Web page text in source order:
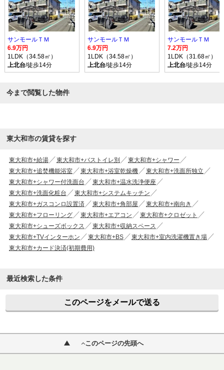
サンモールＴＭ
6.9万円
1LDK（34.58㎡）
上北台/徒歩14分
サンモールＴＭ
6.9万円
1LDK（34.58㎡）
上北台/徒歩14分
サンモールＴＭ
7.2万円
1LDK（31.68㎡）
上北台/徒歩14分
今まで閲覧した物件
東大和市の賃貸を探す
東大和市+給湯 東大和市+バストイレ別
東大和市+シャワー
東大和市+追焚機能浴室
東大和市+浴室乾燥機
東大和市+洗面所独立
東大和市+シャワー付洗面台
東大和市+温水洗浄便座
東大和市+洗面化粧台
東大和市+システムキッチン
東大和市+ガスコンロ設置済
東大和市+角部屋
東大和市+南向き
東大和市+フローリング
東大和市+エアコン
東大和市+クロゼット
東大和市+シューズボックス
東大和市+収納スペース
東大和市+TVインターホン
東大和市+BS
東大和市+室内洗濯機置き場
東大和市+カード決済(初期費用)
最近検索した条件
このページをメールで送る
このページの先頭へ